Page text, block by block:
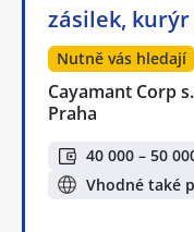
zásilek, kurýr
Nutně vás hledají
Cayamant Corp
Praha
40 000 – 50
Vhodné také